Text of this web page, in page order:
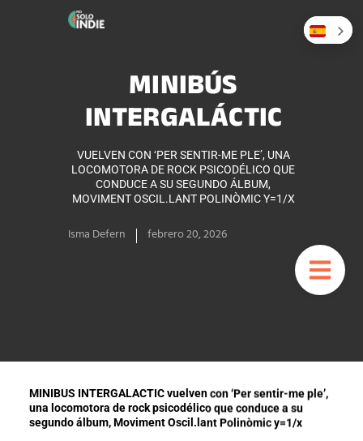
MINIBÚS
INTERGALÁCTIC
VUELVEN CON ‘PER SENTIR-ME PLE’, UNA
LOCOMOTORA DE ROCK PSICODÉLICO QUE
CONDUCE A SU SEGUNDO ÁLBUM,
MOVIMENT OSCIL.LANT POLINÒMIC Y=1/X
Isma Defern febrero 20, 2026
MINIBUS INTERGALACTIC vuelven con ‘Per sentir-me ple’,
una locomotora de rock psicodélico que conduce a su
segundo álbum, Moviment Oscil.lant Polinòmic y=1/x